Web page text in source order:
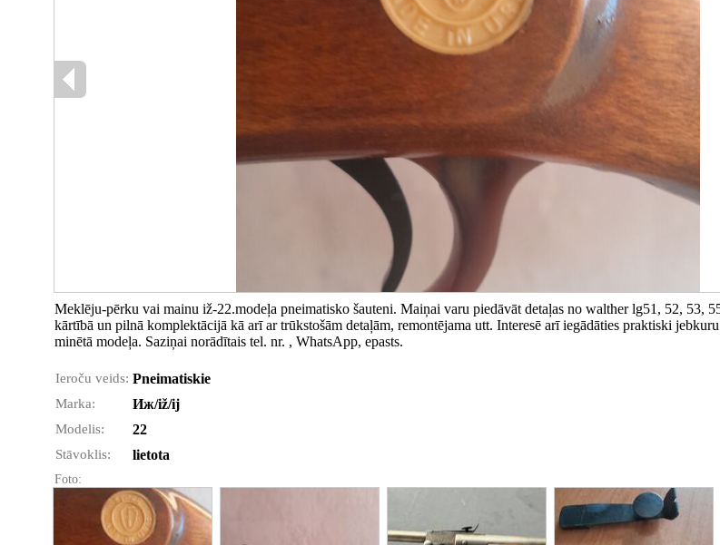
Meklēju-pērku vai mainu iž-22.modeļa pneimatisko šauteni. Maiņai varu piedāvāt detaļas no walther lg51, 52, 53,
kārtībā un pilnā komplektācijā kā arī ar trūkstošām detaļām, remontējama utt. Interesē arī iegādāties praktiski
minētā modeļa. Saziņai norādītais tel. nr. , WhatsApp, epasts.
Ieroču veids: Pneimatiskie
Marka: Иж/iž/ij
Modelis: 22
Stāvoklis: lietota
Foto: